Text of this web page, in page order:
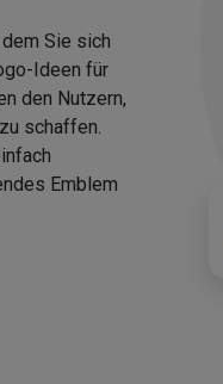
Sie sich
Ideen für
den Nutzern,
schaffen.
Emblem